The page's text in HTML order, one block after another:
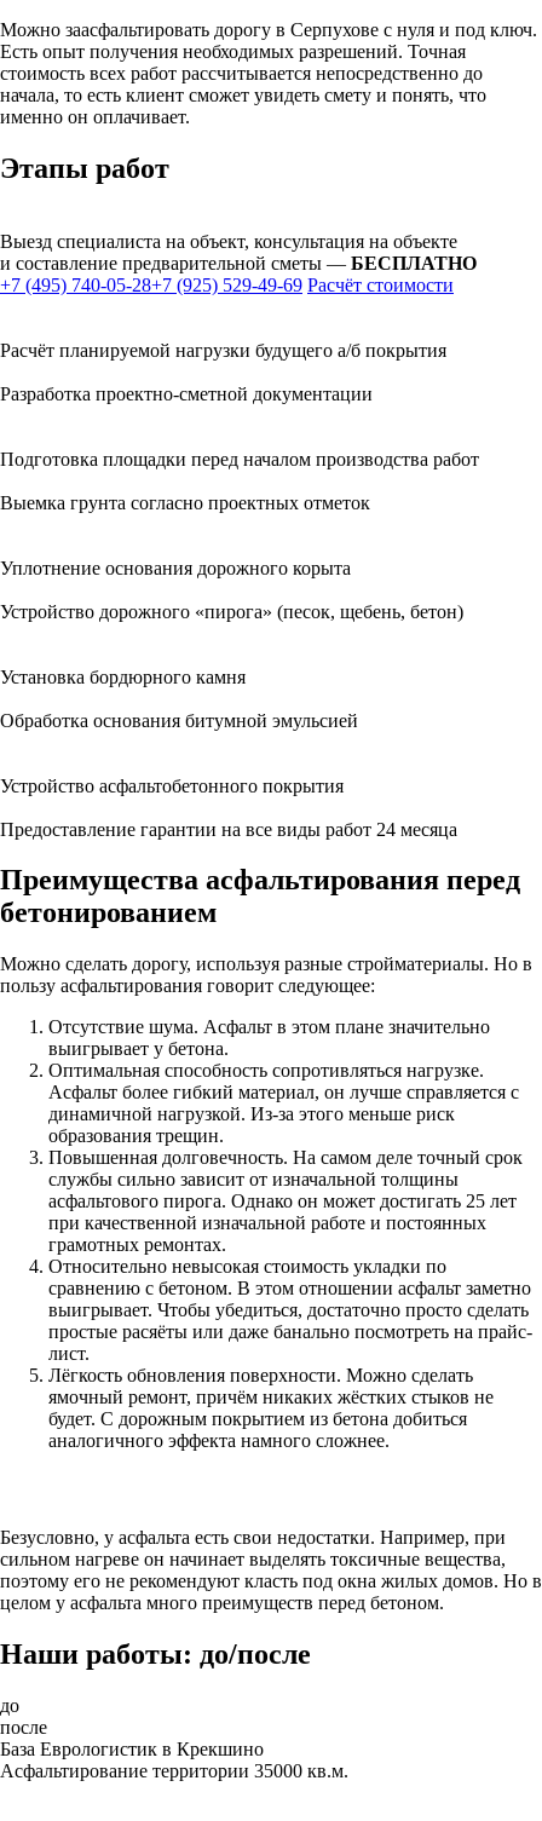
Можно заасфальтировать дорогу в Серпухове с нуля и под ключ.
Есть опыт получения необходимых разрешений. Точная
стоимость всех работ рассчитывается непосредственно до
начала, то есть клиент сможет увидеть смету и понять, что
именно он оплачивает.
Этапы работ
Выезд специалиста на объект, консультация на объекте
и составление предварительной сметы — БЕСПЛАТНО
+7 (495) 740-05-28+7 (925) 529-49-69 Расчёт стоимости
Расчёт планируемой нагрузки будущего а/б покрытия
Разработка проектно-сметной документации
Подготовка площадки перед началом производства работ
Выемка грунта согласно проектных отметок
Уплотнение основания дорожного корыта
Устройство дорожного «пирога» (песок, щебень, бетон)
Установка бордюрного камня
Обработка основания битумной эмульсией
Устройство асфальтобетонного покрытия
Предоставление гарантии на все виды работ 24 месяца
Преимущества асфальтирования перед
бетонированием
Можно сделать дорогу, используя разные стройматериалы. Но в
пользу асфальтирования говорит следующее:
Отсутствие шума. Асфальт в этом плане значительно
выигрывает у бетона.
Оптимальная способность сопротивляться нагрузке.
Асфальт более гибкий материал, он лучше справляется с
динамичной нагрузкой. Из-за этого меньше риск
образования трещин.
Повышенная долговечность. На самом деле точный срок
службы сильно зависит от изначальной толщины
асфальтового пирога. Однако он может достигать 25 лет
при качественной изначальной работе и постоянных
грамотных ремонтах.
Относительно невысокая стоимость укладки по
сравнению с бетоном. В этом отношении асфальт заметно
выигрывает. Чтобы убедиться, достаточно просто сделать
простые расяёты или даже банально посмотреть на прайс-
лист.
Лёгкость обновления поверхности. Можно сделать
ямочный ремонт, причём никаких жёстких стыков не
будет. С дорожным покрытием из бетона добиться
аналогичного эффекта намного сложнее.
Безусловно, у асфальта есть свои недостатки. Например, при
сильном нагреве он начинает выделять токсичные вещества,
поэтому его не рекомендуют класть под окна жилых домов. Но в
целом у асфальта много преимуществ перед бетоном.
Наши работы: до/после
до
после
База Еврологистик в Крекшино
Асфальтирование территории 35000 кв.м.